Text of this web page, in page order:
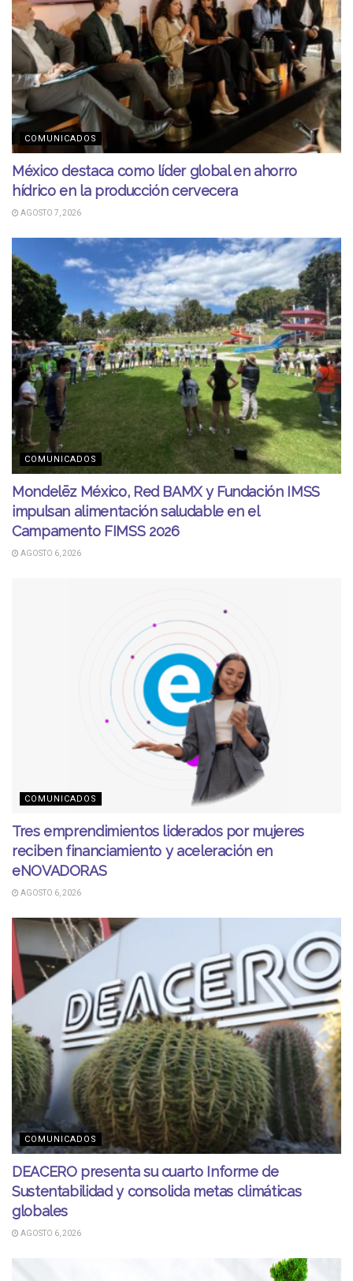
COMUNICADOS
México destaca como líder global en ahorro
hídrico en la producción cervecera
AGOSTO 7, 2026
COMUNICADOS
Mondelēz México, Red BAMX y Fundación IMSS
impulsan alimentación saludable en el
Campamento FIMSS 2026
AGOSTO 6, 2026
COMUNICADOS
Tres emprendimientos liderados por mujeres
reciben financiamiento y aceleración en
eNOVADORAS
AGOSTO 6, 2026
COMUNICADOS
DEACERO presenta su cuarto Informe de
Sustentabilidad y consolida metas climáticas
globales
AGOSTO 6, 2026